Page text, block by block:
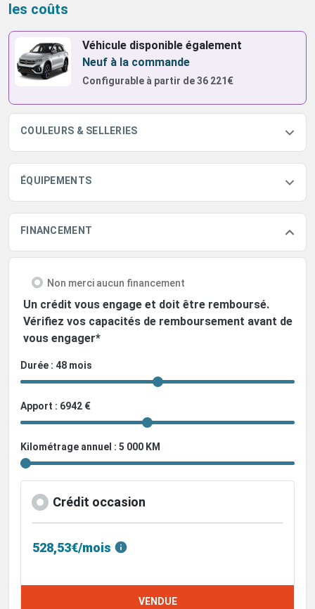
les coûts
Véhicule disponible également
Neuf à la commande
Configurable à partir de36 221€
COULEURS & SELLERIES
ÉQUIPEMENTS
FINANCEMENT
Non merci aucun financement
Un crédit vous engage et doit être remboursé.
Vérifiez vos capacités de remboursement avant de
vous engager*
Durée : 48 mois
Apport : 6942 €
Kilométrage annuel : 5 000 KM
Crédit occasion
528,53€/mois
VENDUE